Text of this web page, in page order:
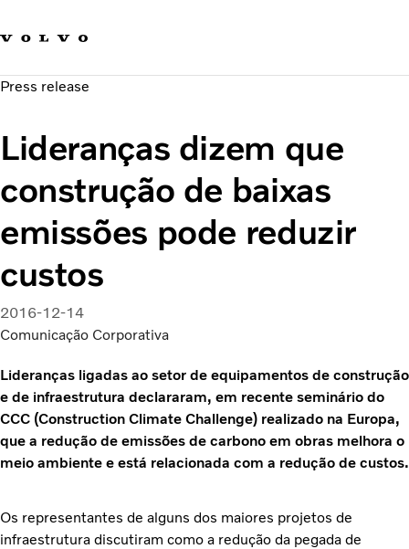
Carreira
Sustentabilidade e Segurança
Press release
Lideranças dizem que
construção de baixas
emissões pode reduzir
custos
2016-12-14
Comunicação Corporativa
Lideranças ligadas ao setor de equipamentos de construção
e de infraestrutura declararam, em recente seminário do
CCC (Construction Climate Challenge) realizado na Europa,
que a redução de emissões de carbono em obras melhora o
meio ambiente e está relacionada com a redução de custos.
Os representantes de alguns dos maiores projetos de
infraestrutura discutiram como a redução da pegada de